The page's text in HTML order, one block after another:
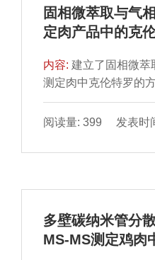
固相微萃取与气
定肉产品中的克
内容:建立了固相微萃
测定肉中克伦特罗的
内，本方法相关系数
104%，检出限0.48...
阅读量: 399 发表时
多壁碳纳米管分
MS-MS测定鸡肉